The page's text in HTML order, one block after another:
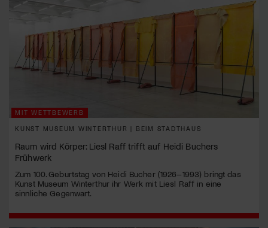
MIT WETTBEWERB
KUNST MUSEUM WINTERTHUR | BEIM STADTHAUS
Raum wird Körper: Liesl Raff trifft auf Heidi Buchers
Frühwerk
Zum 100. Geburtstag von Heidi Bucher (1926–1993) bringt das
Kunst Museum Winterthur ihr Werk mit Liesl Raff in eine
sinnliche Gegenwart.